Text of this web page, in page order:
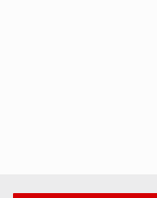
Unidos en el Azteca